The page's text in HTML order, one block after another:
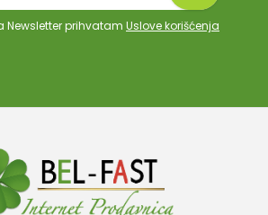
Newsletter prihvatam Uslove korišćenja